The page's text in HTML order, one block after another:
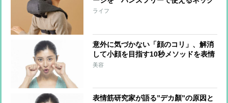
マッサージャーが登場
ライフ
意外に気づかない「顔のコリ」、解消
して小顔を目指す10秒メソッドを表情
筋研究家が指南！
美容
表情筋研究家が語る”デカ顏”の原因と